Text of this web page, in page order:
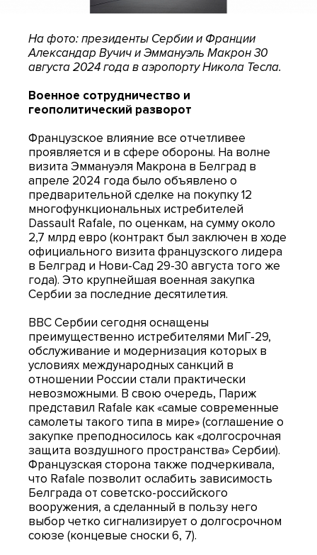
На фото: президенты Сербии и Франции
Александар Вучич и Эммануэль Макрон 30
августа 2024 года в аэропорту Никола Тесла.
Военное сотрудничество и
геополитический разворот
Французское влияние все отчетливее
проявляется и в сфере обороны. На волне
визита Эммануэля Макрона в Белград в
апреле 2024 года было объявлено о
предварительной сделке на покупку 12
многофункциональных истребителей
Dassault Rafale, по оценкам, на сумму около
2,7 млрд евро (контракт был заключен в ходе
официального визита французского лидера
в Белград и Нови-Сад 29-30 августа того же
года). Это крупнейшая военная закупка
Сербии за последние десятилетия.
ВВС Сербии сегодня оснащены
преимущественно истребителями МиГ-29,
обслуживание и модернизация которых в
условиях международных санкций в
отношении России стали практически
невозможными. В свою очередь, Париж
представил Rafale как «самые современные
самолеты такого типа в мире» (соглашение о
закупке преподносилось как «долгосрочная
защита воздушного пространства» Сербии).
Французская сторона также подчеркивала,
что Rafale позволит ослабить зависимость
Белграда от советско-российского
вооружения, а сделанный в пользу него
выбор четко сигнализирует о долгосрочном
союзе (концевые сноски 6, 7).